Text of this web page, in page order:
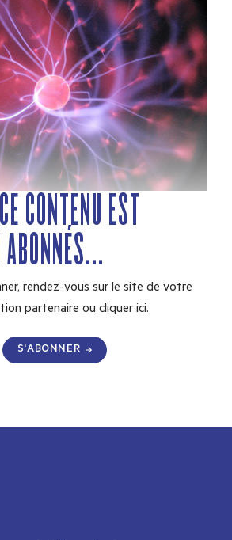
CONTENU EST
rendez-vous sur le site de votre
partenaire ou cliquer ici.
S'ABONNER